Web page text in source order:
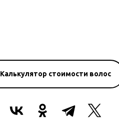
Калькулятор стоимости волос